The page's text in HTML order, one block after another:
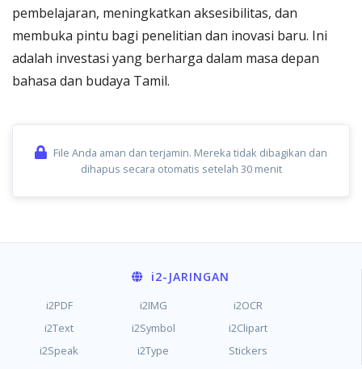
pembelajaran, meningkatkan aksesibilitas, dan
membuka pintu bagi penelitian dan inovasi baru. Ini
adalah investasi yang berharga dalam masa depan
bahasa dan budaya Tamil.
File Anda aman dan terjamin. Mereka tidak dibagikan dan
dihapus secara otomatis setelah 30 menit
i2-JARINGAN
i2PDF i2IMG
i2OCR
i2Text
i2Symbol
i2Clipart
i2Speak
i2Type Stickers